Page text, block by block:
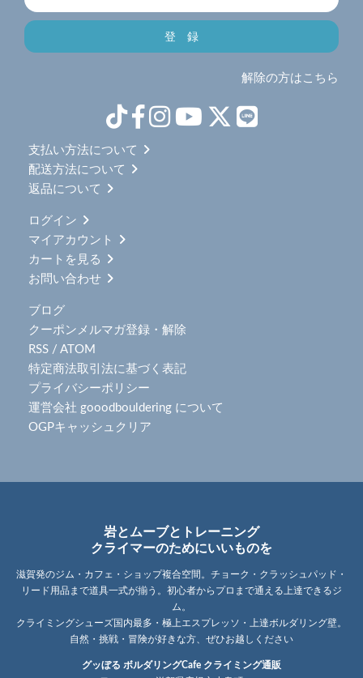
解除の方はこちら
支払い方法について
配送方法について
返品について
ログイン
マイアカウント
カートを見る
お問い合わせ
ブログ
クーポンメルマガ登録・解除
RSS / ATOM
特定商法取引法に基づく表記
プライバシーポリシー
運営会社 gooodbouldering について
OGPキャッシュクリア
岩とムーブとトレーニング
クライマーのためにいいものを
滋賀発のジム・カフェ・ショップ複合空間。チョーク・クラッシュパッド・
リード用品まで道具一式が揃う。初心者からプロまで通える上達できるジ
ム。
クライミングシューズ国内最多・極上エスプレッソ・上達ボルダリング壁。
自然・挑戦・冒険が好きな方、ぜひお越しください
グッぼる ボルダリングCafe クライミング通販